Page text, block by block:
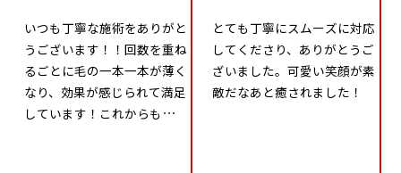
いつも丁寧な施術をありがと
うございます！！回数を重ね
るごとに毛の一本一本が薄く
なり、効果が感じられて満足
しています！これからも期待
とても丁寧にスムーズに対応
してくださり、ありがとうご
ざいました。可愛い笑顔が素
敵だなあと癒されました！